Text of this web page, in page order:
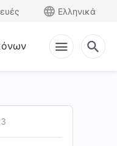
Ελληνικά
τον Θεό